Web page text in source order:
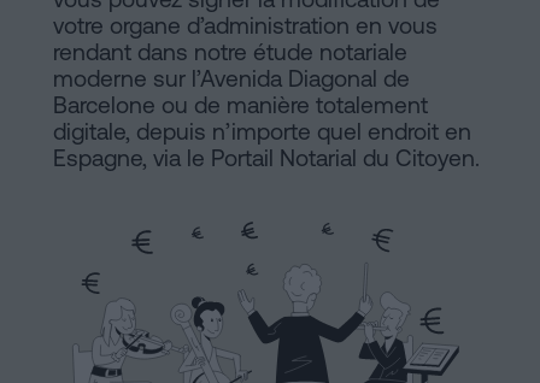
Avis
légal
Cookies
Manifeste
ligne
Commercial
et
sociétés
Traiter
succession
cinq
étapes
Peut-
votre organe d’administration en vous
rendant dans notre étude notariale
moderne sur l’Avenida Diagonal de
Barcelone ou de manière totalement
digitale, depuis n’importe quel endroit en
Espagne, via le Portail Notarial du Citoyen.